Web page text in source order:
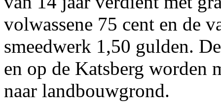
volwassene 75 cent en de
smeedwerk 1,50 gulden.
en op de Katsberg worden
naar landbouwgrond.